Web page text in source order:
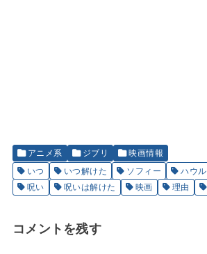
アニメ系 ジブリ
映画情報
いつ
いつ解けた ソフィー ハウル
呪い
呪いは解けた 映画 理由
コメントを残す